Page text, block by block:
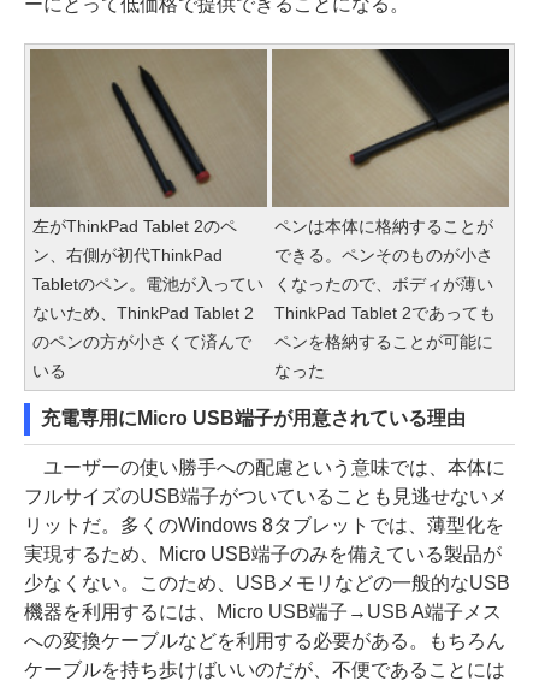
ーにとって低価格で提供できることになる。
左がThinkPad Tablet 2のペ
ン、右側が初代ThinkPad
Tabletのペン。電池が入ってい
ないため、ThinkPad Tablet 2
のペンの方が小さくて済んで
いる
ペンは本体に格納することが
できる。ペンそのものが小さ
くなったので、ボディが薄い
ThinkPad Tablet 2であっても
ペンを格納することが可能に
なった
充電専用にMicro USB端子が用意されている理由
ユーザーの使い勝手への配慮という意味では、本体に
フルサイズのUSB端子がついていることも見逃せないメ
リットだ。多くのWindows 8タブレットでは、薄型化を
実現するため、Micro USB端子のみを備えている製品が
少なくない。このため、USBメモリなどの一般的なUSB
機器を利用するには、Micro USB端子→USB A端子メス
への変換ケーブルなどを利用する必要がある。もちろん
ケーブルを持ち歩けばいいのだが、不便であることには